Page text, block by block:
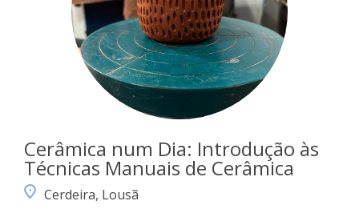
Cerâmica num Dia: Introdução às
Técnicas Manuais de Cerâmica
Cerdeira, Lousã